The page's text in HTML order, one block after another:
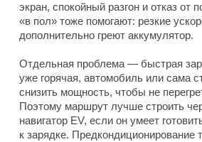
экран, спокойный разгон и отказ от
«в пол» тоже помогают: резкие
дополнительно греют аккумулятор.
Отдельная проблема — быстрая
уже горячая, автомобиль или сама
снизить мощность, чтобы не
Поэтому маршрут лучше строить
навигатор EV, если он умеет
к зарядке. Предкондиционирование